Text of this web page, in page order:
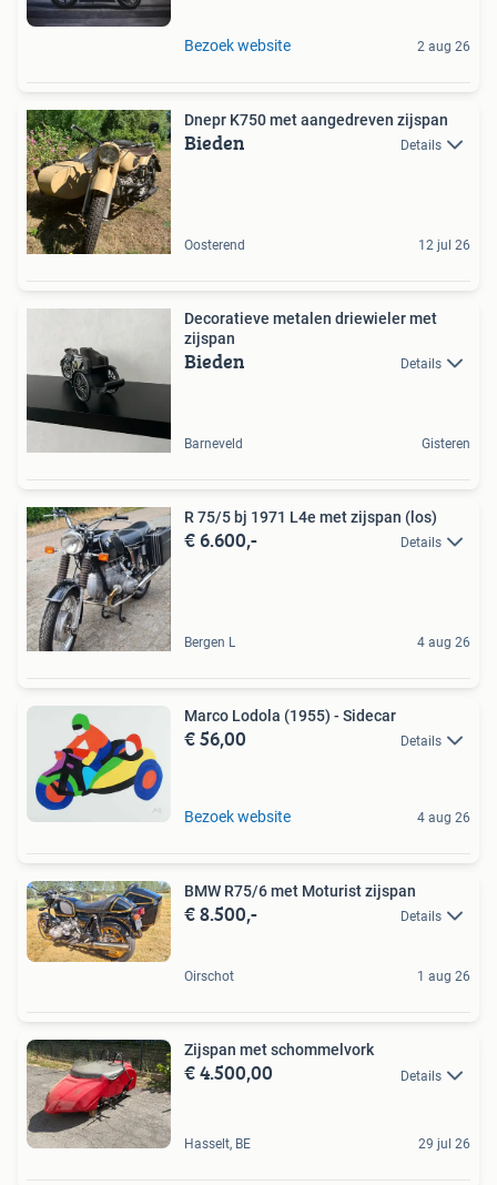
Bezoek website 2 aug 26
Dnepr K750 met aangedreven zijspan
Bieden Details
Oosterend 12 jul 26
Decoratieve metalen driewieler met
zijspan
Bieden Details
Barneveld Gisteren
R 75/5 bj 1971 L4e met zijspan (los)
€ 6.600,- Details
Bergen L 4 aug 26
Marco Lodola (1955) - Sidecar
€ 56,00 Details
Bezoek website 4 aug 26
BMW R75/6 met Moturist zijspan
€ 8.500,- Details
Oirschot 1 aug 26
Zijspan met schommelvork
€ 4.500,00 Details
Hasselt, BE 29 jul 26